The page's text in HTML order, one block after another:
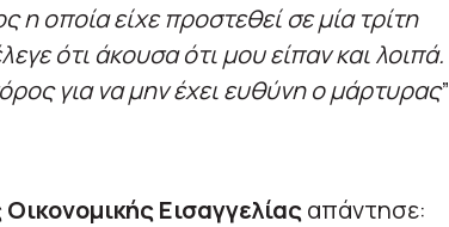
οποία είχε προστεθεί σε μία τρίτη
ότι άκουσα ότι μου είπαν και λοιπά.
για να μην έχει ευθύνη ο μάρτυρας”
Εισαγγελίαςαπάντησε: